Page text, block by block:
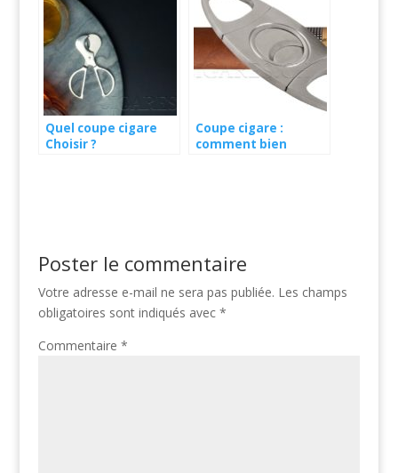
Quel coupe cigare
Choisir ?
Coupe cigare :
comment bien
Poster le commentaire
Votre adresse e-mail ne sera pas publiée. Les champs
obligatoires sont indiqués avec *
Commentaire *